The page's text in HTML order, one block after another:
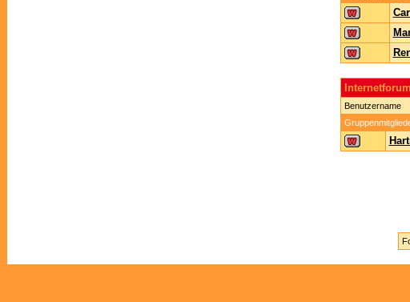
Benutzername